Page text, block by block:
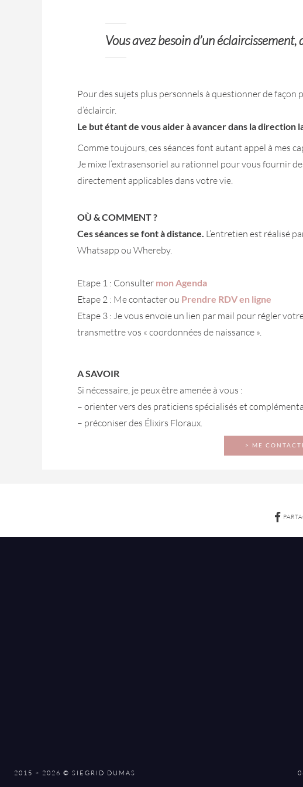
Vous avez besoin d’un
Pour des sujets plus personnels à questionner de façon
d’éclaircir.
Le but étant de vous aider à avancer dans la direction
Comme toujours, ces séances font autant appel à mes
Je mixe l’extrasensoriel au rationnel pour vous fournir
directement applicables dans votre vie.
OÙ & COMMENT ?
Ces séances se font à distance. L’entretien est réalisé
Whatsapp ou Whereby.
Etape 1 : Consulter mon Agenda
Etape 2 : Me contacter ou Prendre RDV en ligne
Etape 3 : Je vous envoie un lien par mail pour régler
transmettre vos « coordonnées de naissance ».
A SAVOIR
Si nécessaire, je peux être amenée à vous :
– orienter vers des praticiens spécialisés et
– préconiser des Élixirs Floraux.
> ME
2015 > 2026 © SIEGRID DUMAS